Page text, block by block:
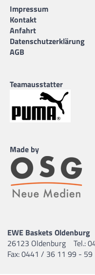
Impressum
Kontakt
Anfahrt
Datenschutzerklärung
AGB
Teamausstatter
Made by
EWE Baskets Oldenburg
26123 Oldenburg
Tel.:
Fax: 0441 / 36 11 99 - 59